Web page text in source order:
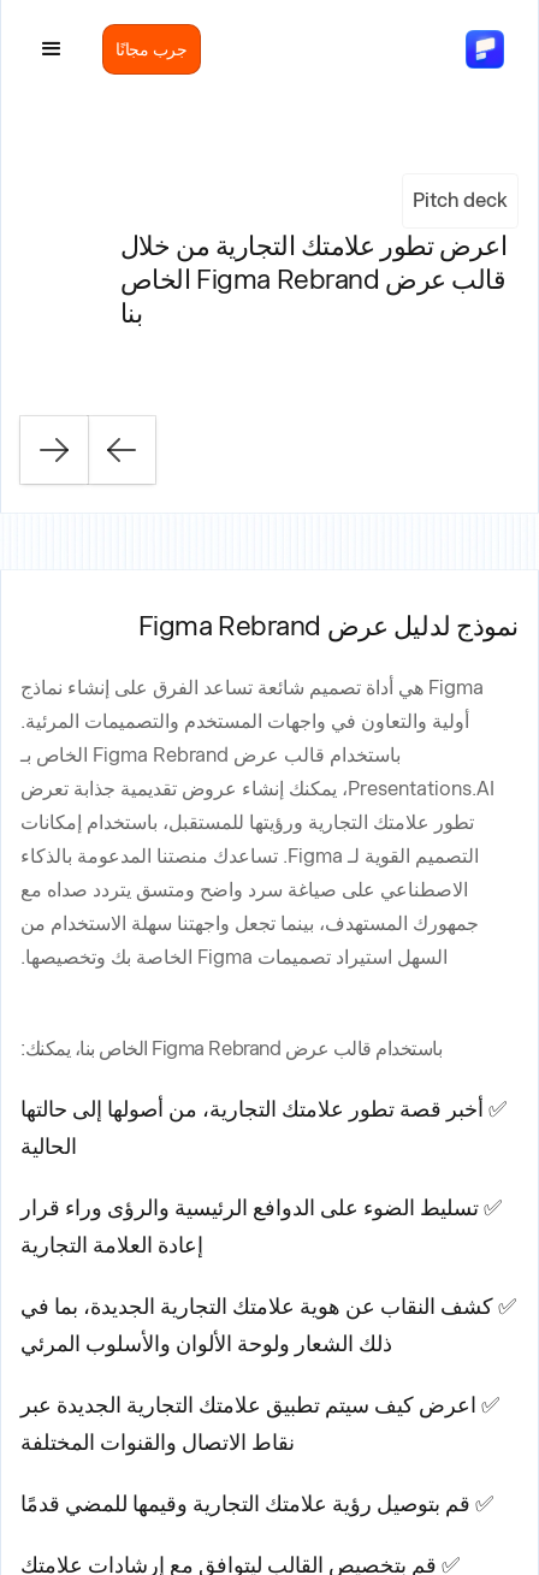
جرب مجانًا
Pitch deck
اعرض تطور علامتك التجارية من خلال
قالب عرض Figma Rebrand الخاص
بنا
نموذج لدليل عرض Figma Rebrand
Figma هي أداة تصميم شائعة تساعد الفرق على إنشاء نماذج
أولية والتعاون في واجهات المستخدم والتصميمات المرئية.
باستخدام قالب عرض Figma Rebrand الخاص بـ
Presentations.AI، يمكنك إنشاء عروض تقديمية جذابة تعرض
تطور علامتك التجارية ورؤيتها للمستقبل، باستخدام إمكانات
التصميم القوية لـ Figma. تساعدك منصتنا المدعومة بالذكاء
الاصطناعي على صياغة سرد واضح ومتسق يتردد صداه مع
جمهورك المستهدف، بينما تجعل واجهتنا سهلة الاستخدام من
السهل استيراد تصميمات Figma الخاصة بك وتخصيصها.
باستخدام قالب عرض Figma Rebrand الخاص بنا، يمكنك:
✅ أخبر قصة تطور علامتك التجارية، من أصولها إلى حالتها
الحالية
✅ تسليط الضوء على الدوافع الرئيسية والرؤى وراء قرار
إعادة العلامة التجارية
✅ كشف النقاب عن هوية علامتك التجارية الجديدة، بما في
ذلك الشعار ولوحة الألوان والأسلوب المرئي
✅ اعرض كيف سيتم تطبيق علامتك التجارية الجديدة عبر
نقاط الاتصال والقنوات المختلفة
✅ قم بتوصيل رؤية علامتك التجارية وقيمها للمضي قدمًا
✅ قم بتخصيص القالب ليتوافق مع إرشادات علامتك